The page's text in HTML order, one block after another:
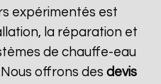
expérimentés est
la réparation et
de chauffe-eau
Nous offrons desdevis